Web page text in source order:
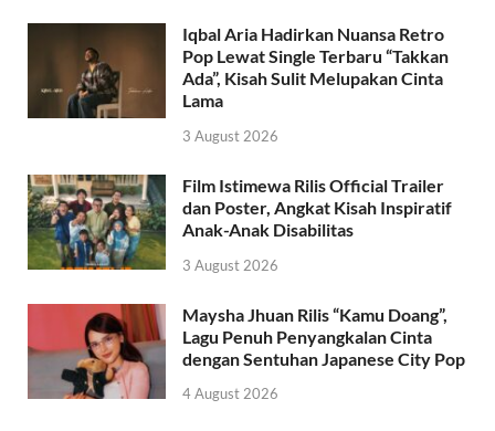
Iqbal Aria Hadirkan Nuansa Retro
Pop Lewat Single Terbaru “Takkan
Ada”, Kisah Sulit Melupakan Cinta
Lama
3 August 2026
Film Istimewa Rilis Official Trailer
dan Poster, Angkat Kisah Inspiratif
Anak-Anak Disabilitas
3 August 2026
Maysha Jhuan Rilis “Kamu Doang”,
Lagu Penuh Penyangkalan Cinta
dengan Sentuhan Japanese City Pop
4 August 2026